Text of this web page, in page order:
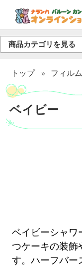
商品カテゴリを見る
トップ フィルム
ベイビー
ベイビーシャワ
つケーキの装飾
す。ハーフバー